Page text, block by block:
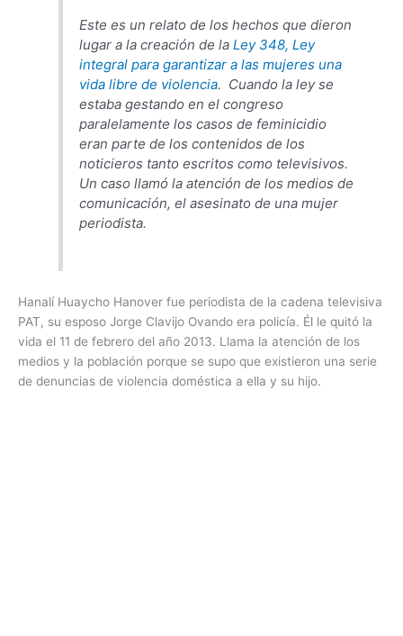
Este es un relato de los hechos que dieron
lugar a la creación de laLey 348, Ley
integral para garantizar a las mujeres una
vida libre de violencia. Cuando la ley se
estaba gestando en el congreso
paralelamente los casos de feminicidio
eran parte de los contenidos de los
noticieros tanto escritos como televisivos.
Un caso llamó la atención de los medios de
comunicación, el asesinato de una mujer
periodista.
Hanalí Huaycho Hanover fue periodista de la cadena televisiva
PAT, su esposo Jorge Clavijo Ovando era policía. Él le quitó la
vida el 11 de febrero del año 2013. Llama la atención de los
medios y la población porque se supo que existieron una serie
de denuncias de violencia doméstica a ella y su hijo.